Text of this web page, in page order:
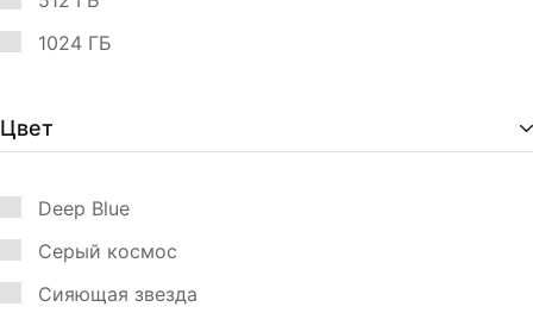
1024 ГБ
Цвет
Deep Blue
Серый космос
Сияющая звезда